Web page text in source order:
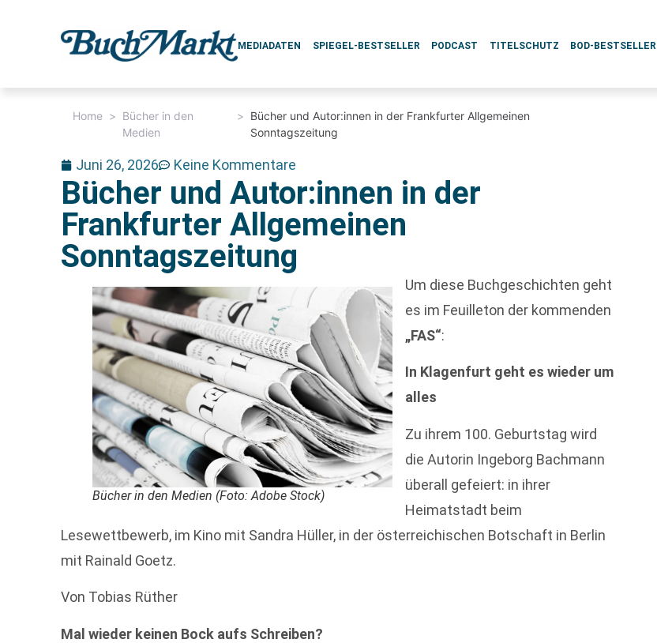
MEDIADATEN SPIEGEL-BESTSELLER PODCAST TITELSCHUTZ BOD-BESTSELLER
Home > Bücher in den
Medien
> Bücher und Autor:innen in der Frankfurter Allgemeinen
Sonntagszeitung
Juni 26, 2026 Keine Kommentare
Bücher und Autor:innen in der
Frankfurter Allgemeinen
Sonntagszeitung
Bücher in den Medien (Foto: Adobe Stock)
Um diese Buchgeschichten geht
es im Feuilleton der kommenden
„FAS“:
In Klagenfurt geht es wieder um
alles
Zu ihrem 100. Geburtstag wird
die Autorin Ingeborg Bachmann
überall gefeiert: in ihrer
Heimatstadt beim
Lesewettbewerb, im Kino mit Sandra Hüller, in der österreichischen Botschaft in Berlin
mit Rainald Goetz.
Von Tobias Rüther
Mal wieder keinen Bock aufs Schreiben?